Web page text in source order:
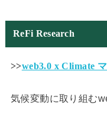
ReFi Research
>>web3.0 x Climate
気候変動に取り組む